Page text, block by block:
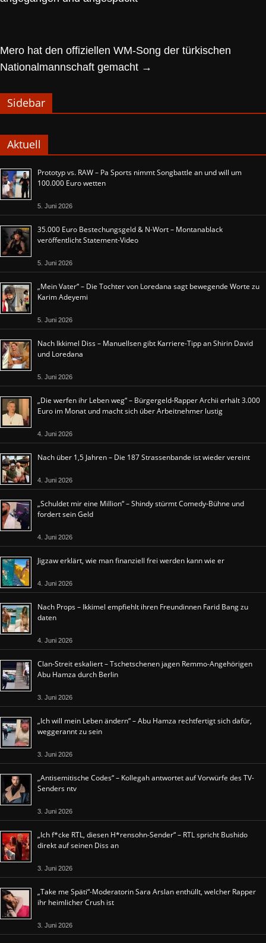
Mero hat den offiziellen WM-Song der türkischen
Nationalmannschaft gemacht →
Sidebar
Aktuell
Prototyp vs. RAW – Pa Sports nimmt Songbattle an und will um
100.000 Euro wetten
5. Juni 2026
35.000 Euro Bestechungsgeld & N-Wort – Montanablack
veröffentlicht Statement-Video
5. Juni 2026
„Mein Vater“ – Die Tochter von Loredana sagt bewegende Worte zu
Karim Adeyemi
5. Juni 2026
Nach Ikkimel Diss – Manuellsen gibt Karriere-Tipp an Shirin David
und Loredana
5. Juni 2026
„Die werfen ihr Leben weg“ – Bürgergeld-Rapper Archii erhält 3.000
Euro im Monat und macht sich über Arbeitnehmer lustig
4. Juni 2026
Nach über 1,5 Jahren – Die 187 Strassenbande ist wieder vereint
4. Juni 2026
„Schuldet mir eine Million“ – Shindy stürmt Comedy-Bühne und
fordert sein Geld
4. Juni 2026
Jigzaw erklärt, wie man finanziell frei werden kann wie er
4. Juni 2026
Nach Props – Ikkimel empfiehlt ihren Freundinnen Farid Bang zu
daten
4. Juni 2026
Clan-Streit eskaliert – Tschetschenen jagen Remmo-Angehörigen
Abu Hamza durch Berlin
3. Juni 2026
„Ich will mein Leben ändern“ – Abu Hamza rechtfertigt sich dafür,
weggerannt zu sein
3. Juni 2026
„Antisemitische Codes“ – Kollegah antwortet auf Vorwürfe des TV-
Senders ntv
3. Juni 2026
„Ich f*cke RTL, diesen H*rensohn-Sender“ – RTL spricht Bushido
direkt auf seinen Diss an
3. Juni 2026
„Take me Späti“-Moderatorin Sara Arslan enthüllt, welcher Rapper
ihr heimlicher Crush ist
3. Juni 2026